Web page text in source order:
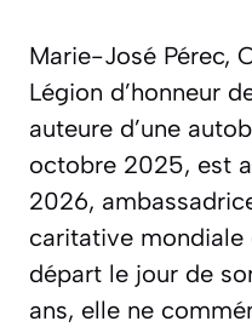
Marie-José Pérec,
Légion d’honneur
auteure d’une
octobre 2025, est
2026,
caritative mondiale
départ le jour de
ans, elle ne